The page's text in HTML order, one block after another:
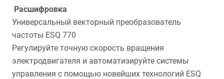
Расшифровка
Универсальный векторный преобразователь
частоты ESQ 770
Регулируйте точную скорость вращения
электродвигателя и автоматизируйте системы
управления с помощью новейших технологий ESQ